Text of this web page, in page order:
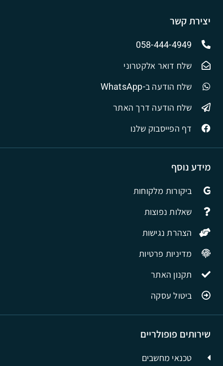
שירותים פופולריים
טכנאי מחשבים
מידע נוסף
ביקורות מלקוחות
שאלות נפוצות
הצהרת נגישות
מדיניות פרטיות
תקנון האתר
ביטול עסקה
יצירת קשר
058-444-4949
שלח דואר אלקטרוני
שלח הודעה ב-WhatsApp
שלח הודעה דרך האתר
דף הפייסבוק שלנו